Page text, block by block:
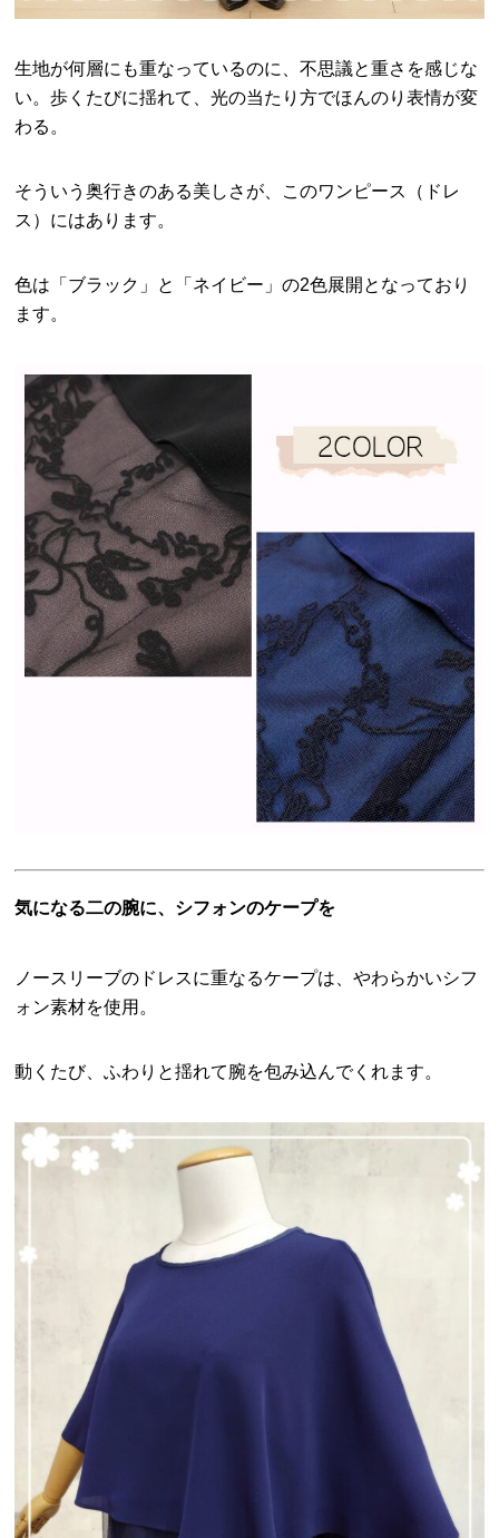
生地が何層にも重なっているのに、不思議と重さを感じな
い。歩くたびに揺れて、光の当たり方でほんのり表情が変
わる。
そういう奥行きのある美しさが、このワンピース（ドレ
ス）にはあります。
色は「ブラック」と「ネイビー」の2色展開となっており
ます。
気になる二の腕に、シフォンのケープを
ノースリーブのドレスに重なるケープは、やわらかいシフ
ォン素材を使用。
動くたび、ふわりと揺れて腕を包み込んでくれます。